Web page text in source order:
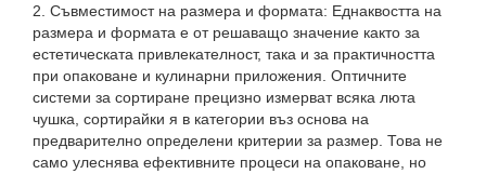
2. Съвместимост на размера и формата: Еднаквостта на
размера и формата е от решаващо значение както за
естетическата привлекателност, така и за практичността
при опаковане и кулинарни приложения. Оптичните
системи за сортиране прецизно измерват всяка люта
чушка, сортирайки я в категории въз основа на
предварително определени критерии за размер. Това не
само улеснява ефективните процеси на опаковане, но